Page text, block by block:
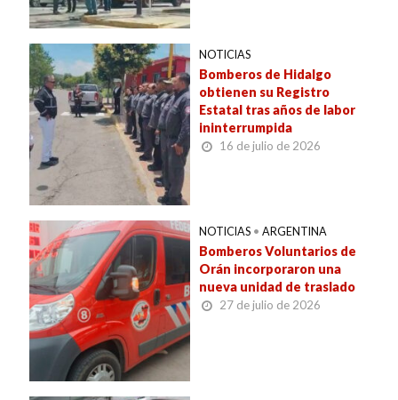
NOTICIAS
Bomberos de Hidalgo
obtienen su Registro
Estatal tras años de labor
ininterrumpida
16 de julio de 2026
NOTICIAS • ARGENTINA
Bomberos Voluntarios de
Orán incorporaron una
nueva unidad de traslado
27 de julio de 2026